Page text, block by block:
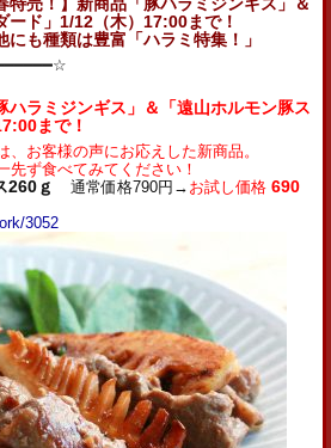
特売！】新商品「豚ハラミジンギス」＆
ード」1/12（木）17:00まで！
にも種類は豊富「ハラミ特集！」
ハラミジンギス」＆「遠山ホルモン豚ス
まで！
、お客様の声にお応えした新商品。
先ず食べてみてください！
260ｇ通常価格790円→ お試し価格 690
3052